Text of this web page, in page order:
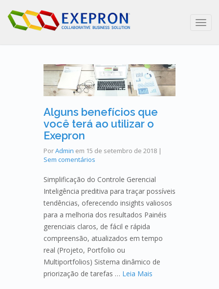
Alguns benefícios que
você terá ao utilizar o
Exepron
PorAdmin em 15 de setembro de 2018 |
Sem comentários
Simplificação do Controle Gerencial
Inteligência preditiva para traçar possíveis
tendências, oferecendo insights valiosos
para a melhoria dos resultados Painéis
gerenciais claros, de fácil e rápida
compreensão, atualizados em tempo
real (Projeto, Portfolio ou
Multiportfolios) Sistema dinâmico de
priorização de tarefas … Leia Mais